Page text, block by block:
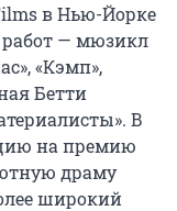
в Нью-Йорке
работ — мюзикл
«Кэмп»,
Бетти
В
на премию
драму
широкий